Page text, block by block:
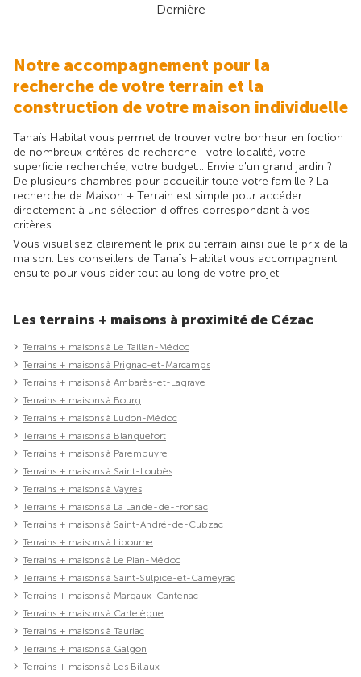
Dernière
Notre accompagnement pour la
recherche de votre terrain et la
construction de votre maison individuelle
Tanaïs Habitat vous permet de trouver votre bonheur en foction
de nombreux critères de recherche : votre localité, votre
superficie recherchée, votre budget... Envie d'un grand jardin ?
De plusieurs chambres pour accueillir toute votre famille ? La
recherche de Maison + Terrain est simple pour accéder
directement à une sélection d'offres correspondant à vos
critères.
Vous visualisez clairement le prix du terrain ainsi que le prix de la
maison. Les conseillers de Tanaïs Habitat vous accompagnent
ensuite pour vous aider tout au long de votre projet.
Les terrains + maisons à proximité de Cézac
Terrains + maisons à Le Taillan-Médoc
Terrains + maisons à Prignac-et-Marcamps
Terrains + maisons à Ambarès-et-Lagrave
Terrains + maisons à Bourg
Terrains + maisons à Ludon-Médoc
Terrains + maisons à Blanquefort
Terrains + maisons à Parempuyre
Terrains + maisons à Saint-Loubès
Terrains + maisons à Vayres
Terrains + maisons à La Lande-de-Fronsac
Terrains + maisons à Saint-André-de-Cubzac
Terrains + maisons à Libourne
Terrains + maisons à Le Pian-Médoc
Terrains + maisons à Saint-Sulpice-et-Cameyrac
Terrains + maisons à Margaux-Cantenac
Terrains + maisons à Cartelègue
Terrains + maisons à Tauriac
Terrains + maisons à Galgon
Terrains + maisons à Les Billaux